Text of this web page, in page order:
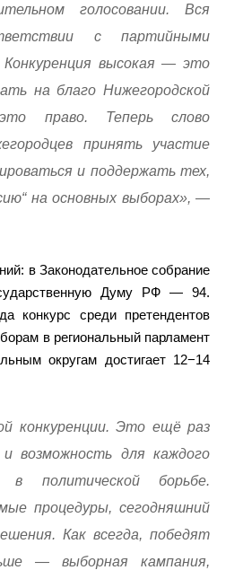
голосовании. Вся
с партийными
высокая — это
на благо Нижегородской
право. Теперь слово
принять участие
и поддержать тех,
на основных выборах», —
в Законодательное собрание
Думу РФ — 94.
конкурс среди претендентов
в региональный парламент
округам достигает 12−14
конкуренции. Это ещё раз
возможность для каждого
политической борьбе.
процедуры, сегодняшний
Как всегда, победят
— выборная кампания,